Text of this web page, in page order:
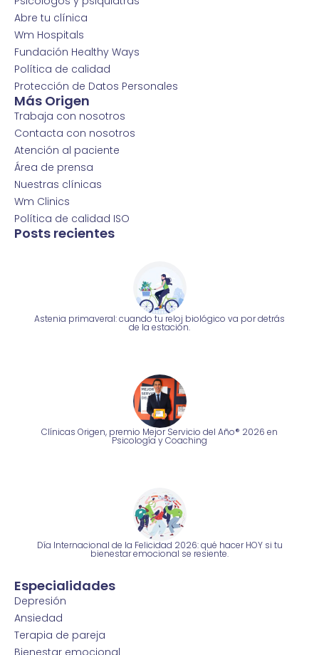
Abre tu clínica
Wm Hospitals
Fundación Healthy Ways
Política de calidad
Protección de Datos Personales
Más Origen
Trabaja con nosotros
Contacta con nosotros
Atención al paciente
Área de prensa
Nuestras clínicas
Wm Clinics
Política de calidad ISO
Posts recientes
Astenia primaveral: cuando tu reloj biológico va por detrás
de la estación.
Clínicas Origen, premio Mejor Servicio del Año® 2026 en
Psicología y Coaching
Día Internacional de la Felicidad 2026: qué hacer HOY si tu
bienestar emocional se resiente.
Especialidades
Depresión
Ansiedad
Terapia de pareja